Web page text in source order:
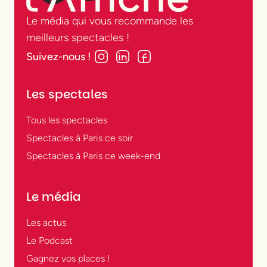
théâtres parisiens.
Quels sont les
spectacles
incontournables du
moment ?
Tout dépend de ce que vous avez envie de
voir : une comédie dans un théâtre privé, un
Dramatique National, une pièce classique
revisitée ou une comédie musicale
spectaculaire ? À Paris, le spectacle vivant
se décline sous toutes les formes, dans une
Le média qui vous recommande les
meilleurs spectacles !
Suivez-nous !
Les spectales
Tous les spectacles
Spectacles à Paris ce soir
Spectacles à Paris ce week-end
Le média
Les actus
Le Podcast
Gagnez vos places !